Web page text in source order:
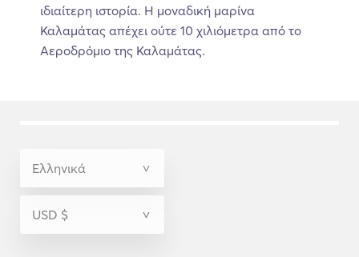
ιδιαίτερη ιστορία. Η μοναδική μαρίνα
Καλαμάτας απέχει ούτε 10 χιλιόμετρα από το
Αεροδρόμιο της Καλαμάτας.